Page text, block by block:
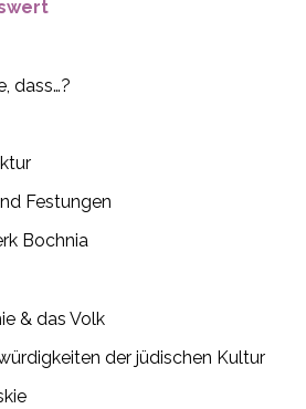
dass…?
Festungen
Bochnia
& das Volk
der jüdischen Kultur